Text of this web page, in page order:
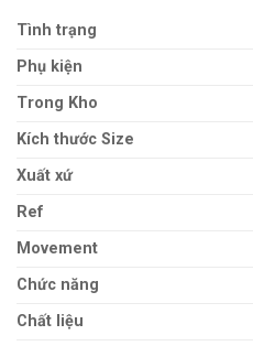
Tình trạng
Phụ kiện
Trong Kho
Kích thước Size
Xuất xứ
Ref
Movement
Chức năng
Chất liệu